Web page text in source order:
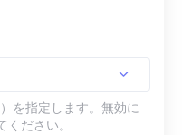
を指定します。無効に
ださい。